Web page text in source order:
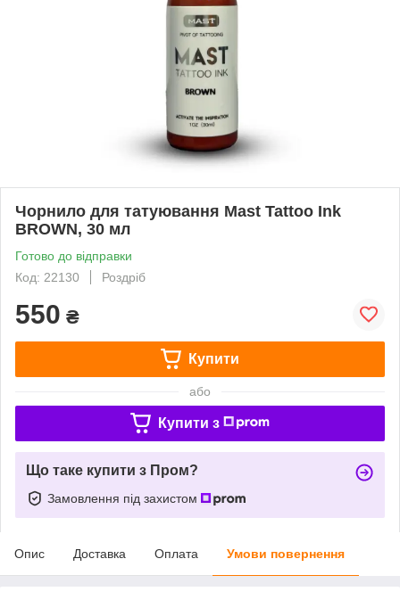
Чорнило для татуювання Mast Tattoo Ink
BROWN, 30 мл
Готово до відправки
Код: 22130
Роздріб
550 ₴
Купити
або
Купити з
Що таке купити з Пром?
Замовлення під захистом
Опис Доставка Оплата Умови повернення